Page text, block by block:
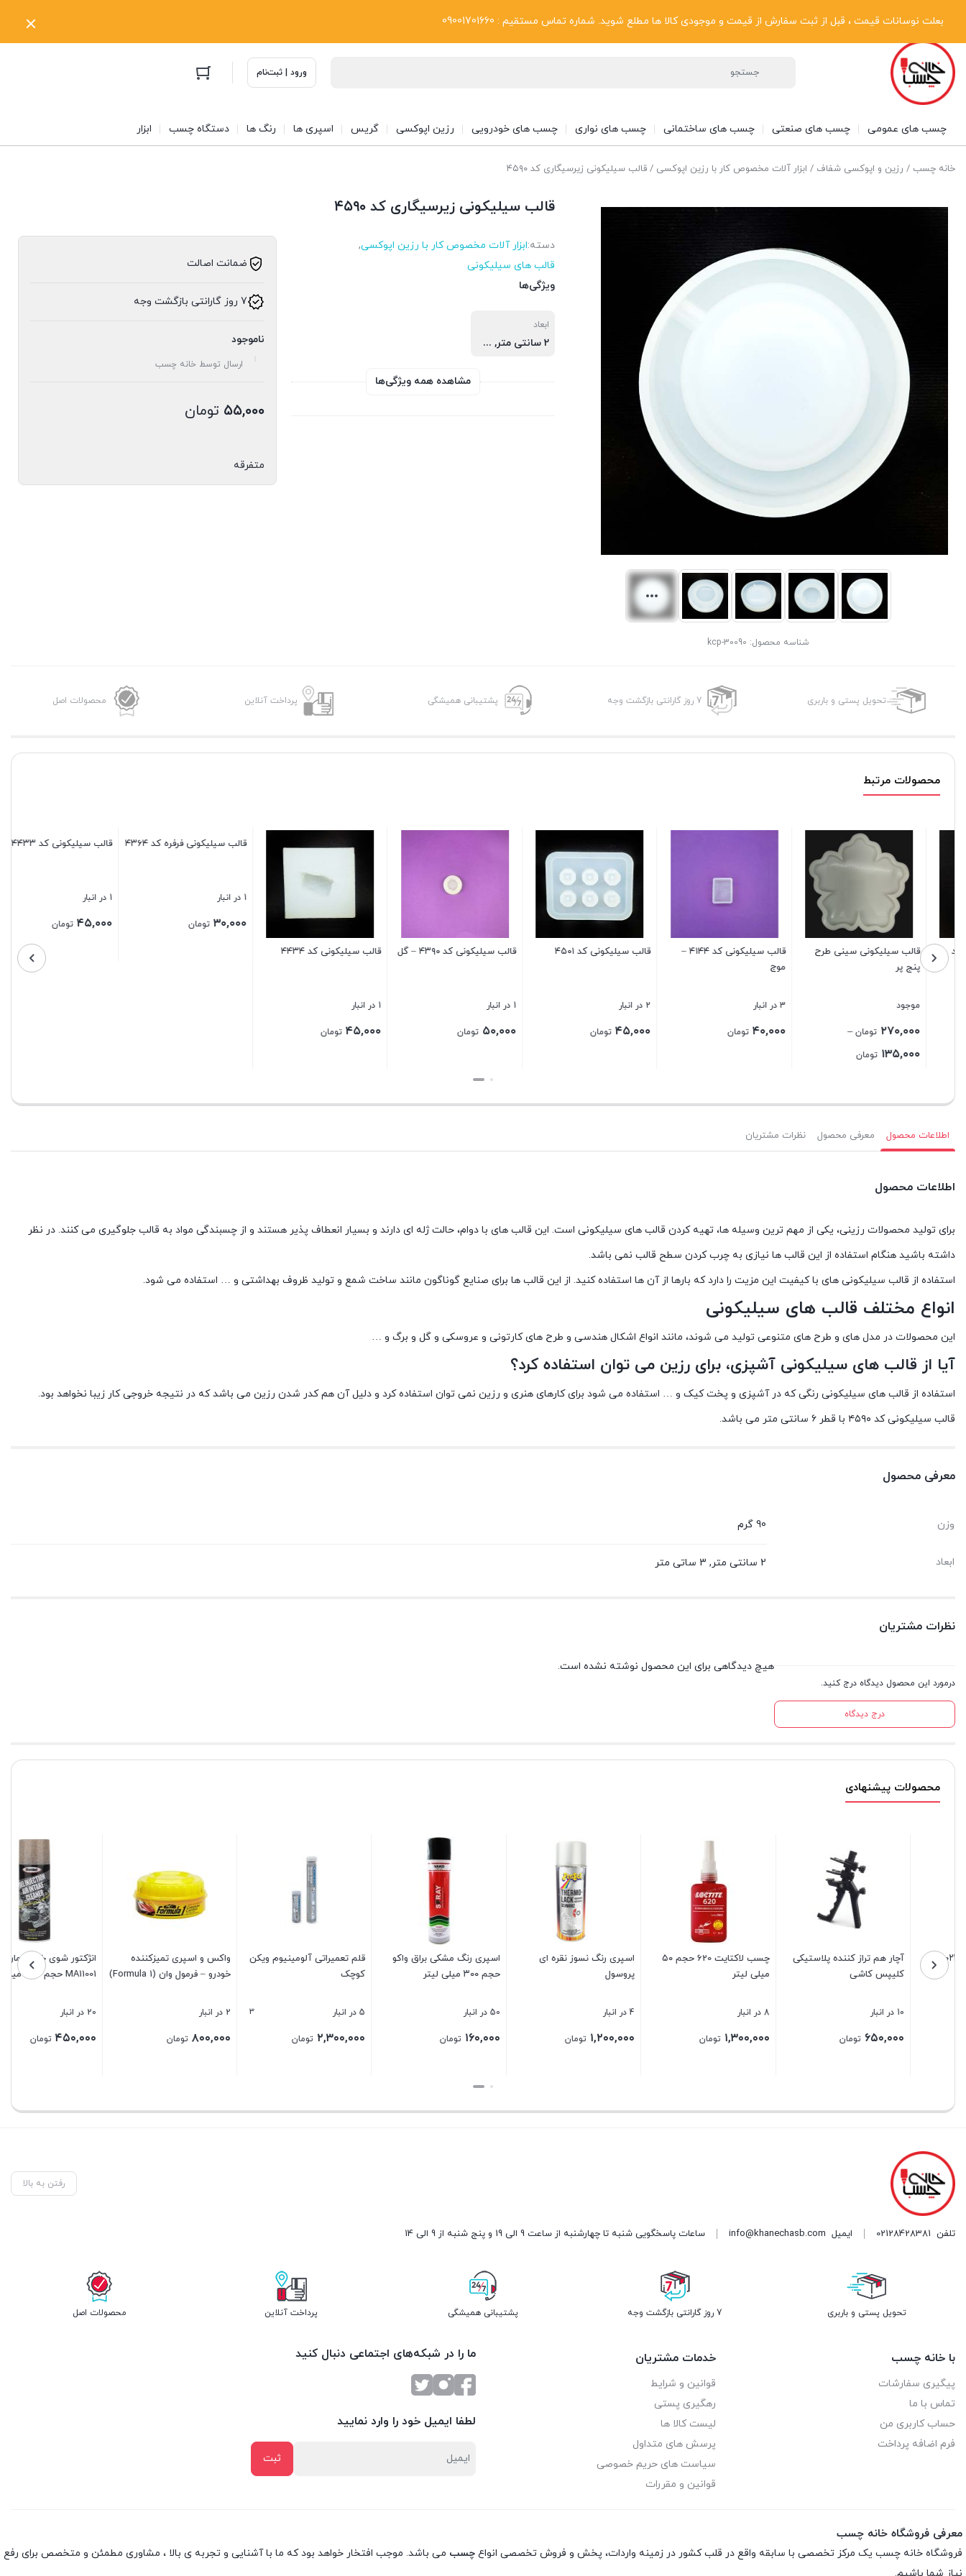
بعلت نوسانات قیمت ، قبل از ثبت سفارش از قیمت و موجودی کالا ها مطلع شوید. شماره تماس مستقیم : 09001701660
پیگیری سفارشات دریافت فاکتور رسمی تماس با ما درباره ما بلاگ
ورود | ثبت‌نام
چسب های عمومی چسب های صنعتی چسب های ساختمانی چسب های نواری چسب های خودرویی رزین اپوکسی گریس اسپری ها رنگ ها دستگاه چسب ابزار
خانه چسب / رزین و اپوکسی شفاف / ابزار آلات مخصوص کار با رزین اپوکسی / قالب سیلیکونی زیرسیگاری کد ۴۵۹۰
شناسه محصول: kcp-30090
قالب سیلیکونی زیرسیگاری کد ۴۵۹۰
دسته:ابزار آلات مخصوص کار با رزین اپوکسی,
قالب های سیلیکونی
ویژگی‌ها
ابعاد
2 سانتی متر, 3 ساتی متر
مشاهده همه ویژگی‌ها
ضمانت اصالت
7 روز گارانتی بازگشت وجه
ناموجود
ارسال توسط خانه چسب
۵۵,۰۰۰ تومان
متفرقه
تحویل پستی و باربری 7 روز گارانتی بازگشت وجه پشتیبانی همیشگی پرداخت آنلاین محصولات اصل
محصولات مرتبط
قالب سیلیکونی کد ۴۱۴۴ –
موج
۴۰,۰۰۰ تومان
قالب سیلیکونی کد ۴۵۰۱
۴۵,۰۰۰ تومان
قالب سیلیکونی کد ۴۳۹۰ – گل
۵۰,۰۰۰ تومان
قالب سیلیکونی کد ۴۴۳۴
۴۵,۰۰۰ تومان
قالب سیلیکونی فرفره کد ۴۳۶۴
۳۰,۰۰۰ تومان
قالب سیلیکونی کد ۴۵۲۹
۷۰,۰۰۰ تومان
اطلاعات محصول معرفی محصول نظرات مشتریان
اطلاعات محصول
برای تولید محصولات رزینی، یکی از مهم ترین وسیله ها، تهیه کردن قالب های سیلیکونی است. این قالب های با دوام، حالت ژله ای دارند و بسیار انعطاف پذیر هستند و از چسبندگی مواد به قالب جلوگیری می کنند. در نظر
داشته باشید هنگام استفاده از این قالب ها نیازی به چرب کردن سطح قالب نمی باشد.
استفاده از قالب سیلیکونی های با کیفیت این مزیت را دارد که بارها از آن ها استفاده کنید. از این قالب ها برای صنایع گوناگون مانند ساخت شمع و تولید ظروف بهداشتی و … استفاده می شود.
انواع مختلف قالب های سیلیکونی
این محصولات در مدل های و طرح های متنوعی تولید می شوند، مانند انواع اشکال هندسی و طرح های کارتونی و عروسکی و گل و برگ و …
آیا از قالب های سیلیکونی آشپزی، برای رزین می توان استفاده کرد؟
استفاده از قالب های سیلیکونی رنگی که در آشپزی و پخت کیک و … استفاده می شود برای کارهای هنری و رزین نمی توان استفاده کرد و دلیل آن هم کدر شدن رزین می باشد که در نتیجه خروجی کار زیبا نخواهد بود.
قالب سیلیکونی کد ۴۵۹۰ با قطر ۶ سانتی متر می باشد.
معرفی محصول
وزن 90 گرم
ابعاد 2 سانتی متر, 3 ساتی متر
نظرات مشتریان
درمورد این محصول دیدگاه درج کنید.
درج دیدگاه
هیچ دیدگاهی برای این محصول نوشته نشده است.
محصولات پیشنهادی
چسب لاکتایت 620 حجم ۵۰
میلی لیتر
تومان
اسپری رنگ نسوز نقره ای
تومان
اسپری رنگ مشکی براق واکو
تومان
قلم تعمیراتی آلومینیوم ویکن
۲,۳۰۰,۰۰۰ تومان
واکس و اسپری تمیزکننده
خودرو – فرمول وان (Formula 1)
تومان
انژکتور شوی خودرو مارشال مدل
تومان
چسب تارگت رازی مدل ۲۵۰
گرمی
تومان
رفتن به بالا
تلفن 02128428381 ایمیل info@khanechasb.com ساعات پاسخگویی شنبه تا چهارشنبه از ساعت 9 الی 19 و پنج شنبه از 9 الی 14
تحویل پستی و باربری 7 روز گارانتی بازگشت وجه پشتیبانی همیشگی پرداخت آنلاین محصولات اصل
با خانه چسب
پیگیری سفارشات
تماس با ما
حساب کاربری من
فرم اضافه پرداخت
خدمات مشتریان
قوانین و شرایط
رهگیری پستی
لیست کالا ها
پرسش های متداول
سیاست های حریم خصوصی
قوانین و مقررات
ما را در شبکه‌های اجتماعی دنبال کنید
لطفا ایمیل خود را وارد نمایید
معرفی فروشگاه خانه چسب
فروشگاه خانه چسب یک مرکز تخصصی با سابقه واقع در قلب کشور در زمینه واردات، پخش و فروش تخصصی انواع چسب می باشد. موجب افتخار خواهد بود که ما با آشنایی و تجربه ی بالا ، مشاوری مطمئن و متخصص برای رفع